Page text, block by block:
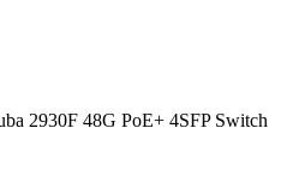
2930F 48G PoE+ 4SFP Switch